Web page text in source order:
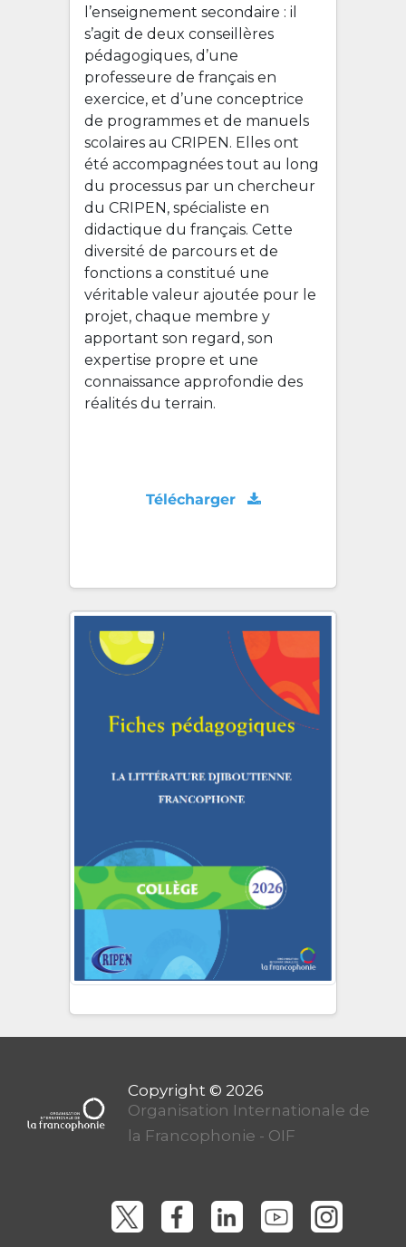
l’enseignement secondaire : il
s’agit de deux conseillères
pédagogiques, d’une
professeure de français en
exercice, et d’une conceptrice
de programmes et de manuels
scolaires au CRIPEN. Elles ont
été accompagnées tout au long
du processus par un chercheur
du CRIPEN, spécialiste en
didactique du français. Cette
diversité de parcours et de
fonctions a constitué une
véritable valeur ajoutée pour le
projet, chaque membre y
apportant son regard, son
expertise propre et une
connaissance approfondie des
réalités du terrain.
Télécharger
Organisation Internationale de
la Francophonie - OIF